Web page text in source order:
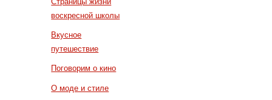
воскресной школы
Вкусное
путешествие
Поговорим о кино
О моде и стиле